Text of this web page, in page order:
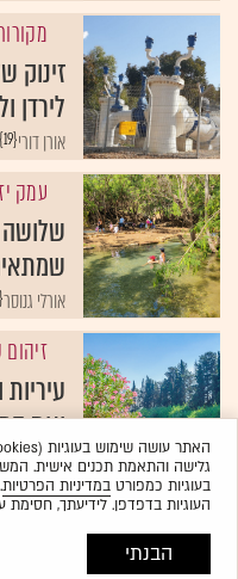
לירדן
{19}אורן דורי
עמק
שלושה
{19}אורלי גנוסר
ואת
שני אשכנזי
גלישה והתאמת תכנים אישית.
בעוגיות כמפורטבמדיניות הפרטיות
העוגיות בדפדפן. לידיעתך,
הבנתי